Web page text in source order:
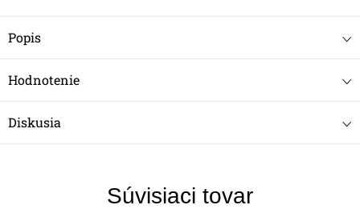
Popis
Hodnotenie
Diskusia
Súvisiaci tovar